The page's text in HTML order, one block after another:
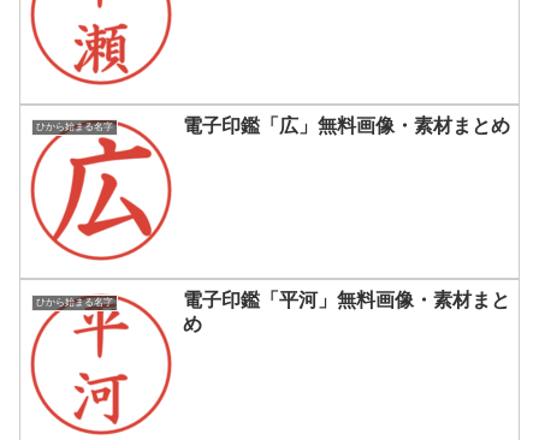
ひから始まる名字 電子印鑑「広」無料画像・素材まとめ
ひから始まる名字
電子印鑑「平河」無料画像・素材まと
め